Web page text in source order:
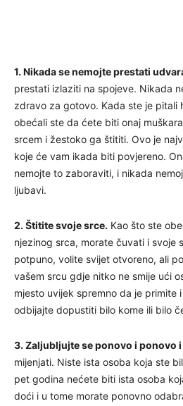
1. Nikada se nemojte prestati
prestati izlaziti na spojeve. Nikada
zdravo za gotovo. Kada ste je pitali
obećali ste da ćete biti onaj
srcem i žestoko ga štititi. Ovo je
koje će vam ikada biti povjereno.
nemojte to zaboraviti, i nikada
ljubavi.
2. Štitite svoje srce. Kao što ste
njezinog srca, morate čuvati i svoje
potpuno, volite svijet otvoreno, ali
vašem srcu gdje nitko ne smije ući
mjesto uvijek spremno da je primite
odbijajte dopustiti bilo kome ili bilo
3. Zaljubljujte se ponovo i ponovo
mijenjati. Niste ista osoba koja ste
pet godina nećete biti ista osoba
doći i u tome morate ponovno